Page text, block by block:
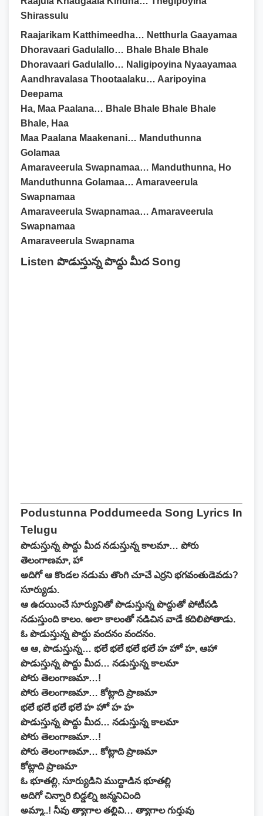
Shirassulu
Raajarikam Katthimeedha… Netthurla Gaayamaa
Dhoravaari Gadulallo… Bhale Bhale Bhale
Dhoravaari Gadulallo… Naligipoyina Nyaayamaa
Aandhravalasa Thootaalaku… Aaripoyina
Deepama
Ha, Maa Paalana… Bhale Bhale Bhale Bhale
Bhale, Haa
Maa Paalana Maakenani… Manduthunna
Golamaa
Amaraveerula Swapnamaa… Manduthunna, Ho
Manduthunna Golamaa… Amaraveerula
Swapnamaa
Amaraveerula Swapnamaa… Amaraveerula
Swapnamaa
Amaraveerula Swapnama
Listen పొడుస్తున్న పొద్దు మీద Song
Podustunna Poddumeeda Song Lyrics In
Telugu
పొడుస్తున్న పొద్దు మీద నడుస్తున్న కాలమా… పోరు
తెలంగాణమా, హా
అదిగో ఆ కొండల నడుమ తొంగి చూచే ఎర్రని భగవంతుడెవడు?
సూర్యుడు.
ఆ ఉదయించే సూర్యునితో పొడుస్తున్న పొద్దుతో పోటీపడి
నడుస్తుంది కాలం. అలా కాలంతో నడిచిన వాడే కదిలిపోతాడు.
ఓ పొడుస్తున్న పొద్దు వందనం వందనం.
ఆ ఆ, పొడుస్తున్న… భలే భలే భలే భలే హ హో హ, ఆహా
పొడుస్తున్న పొద్దు మీద… నడుస్తున్న కాలమా
పోరు తెలంగాణమా…!
పోరు తెలంగాణమా… కోట్లాది ప్రాణమా
భలే భలే భలే భలే హ హో హ హ
పొడుస్తున్న పొద్దు మీద… నడుస్తున్న కాలమా
పోరు తెలంగాణమా…!
పోరు తెలంగాణమా… కోట్లాది ప్రాణమా
కోట్లాది ప్రాణమా
ఓ భూతల్లి, సూర్యుడిని ముద్దాడిన భూతల్లి
అదిగో చిన్నారి బిడ్డల్ని జన్మనిచింది
అమ్మా..! నీవు త్యాగాల తల్లివి… త్యాగాల గుర్తువు